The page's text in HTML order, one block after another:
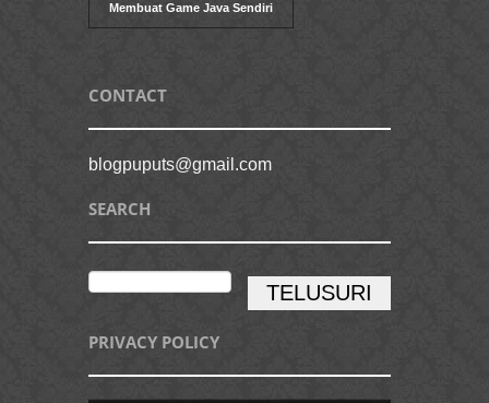
Membuat Game Java Sendiri
CONTACT
blogpuputs@gmail.com
SEARCH
PRIVACY POLICY